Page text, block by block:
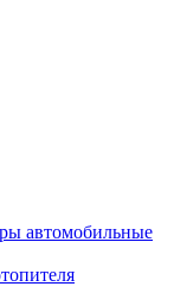
автомобильные